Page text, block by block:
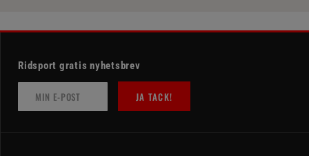
Ridsport gratis nyhetsbrev
JA TACK!